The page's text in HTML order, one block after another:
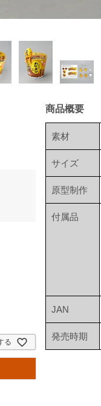
る
商品概要
素材
サイズ
原型制作
付属品
JAN
発売時期